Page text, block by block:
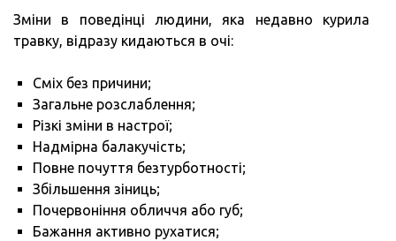
Зміни в поведінці людини, яка недавно курила
травку, відразу кидаються в очі:
Сміх без причини;
Загальне розслаблення;
Різкі зміни в настрої;
Надмірна балакучість;
Повне почуття безтурботності;
Збільшення зіниць;
Почервоніння обличчя або губ;
Бажання активно рухатися;